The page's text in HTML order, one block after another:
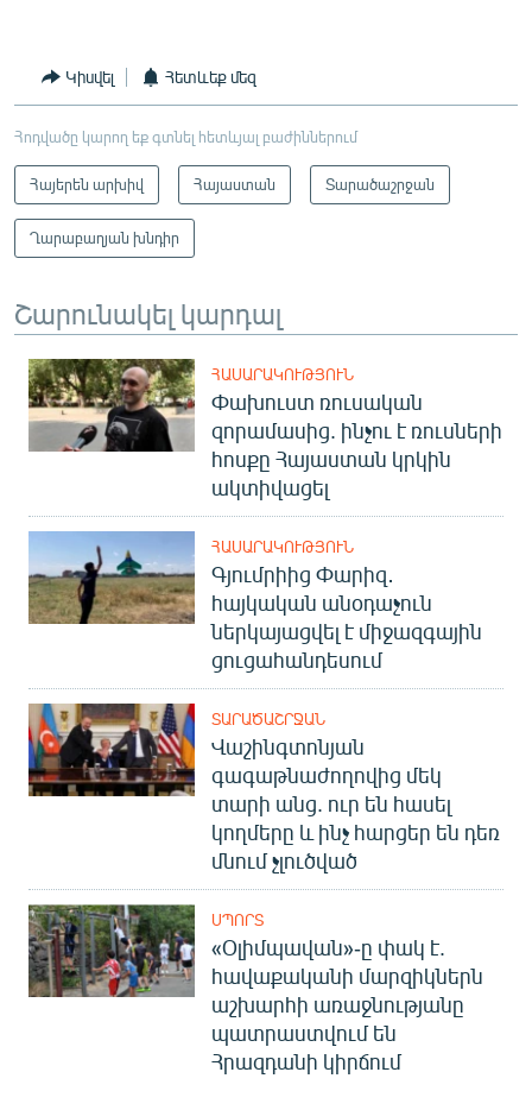
Կիսվել Հետևեք մեզ
Հոդվածը կարող եք գտնել հետևյալ բաժիններում
Հայերեն արխիվ Հայաստան Տարածաշրջան
Ղարաբաղյան խնդիր
Շարունակել կարդալ
ՀԱՍԱՐԱԿՈՒԹՅՈՒՆ
Փախուստ ռուսական
զորամասից. ինչու է ռուսների
հոսքը Հայաստան կրկին
ակտիվացել
ՀԱՍԱՐԱԿՈՒԹՅՈՒՆ
Գյումրիից Փարիզ․
հայկական անօդաչուն
ներկայացվել է միջազգային
ցուցահանդեսում
ՏԱՐԱԾԱՇՐՋԱՆ
Վաշինգտոնյան
գագաթնաժողովից մեկ
տարի անց. ուր են հասել
կողմերը և ինչ հարցեր են դեռ
մնում չլուծված
ՍՊՈՐՏ
«Օլիմպավան»-ը փակ է.
հավաքականի մարզիկներն
աշխարհի առաջնությանը
պատրաստվում են
Հրազդանի կիրճում